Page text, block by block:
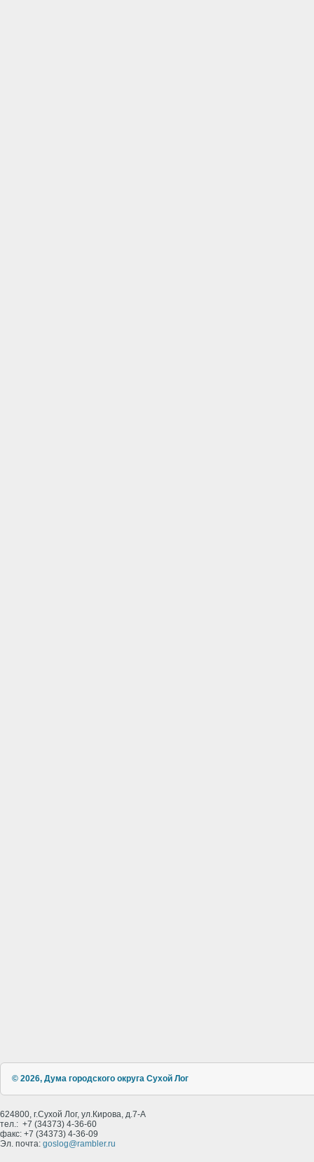
© 2026, Дума городского округа Сухой Лог
624800, г.Сухой Лог, ул.Кирова, д.7-А
тел.: +7 (34373) 4-36-60
факс: +7 (34373) 4-36-09
Эл. почта: goslog@rambler.ru